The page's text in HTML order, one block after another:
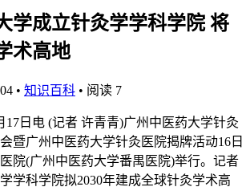
学成立针灸学学科学院 将
术高地
• 知识百科 • 阅读 7
日电 (记者 许青青)广州中医药大学针灸
暨广州中医药大学针灸医院揭牌活动16日
院(广州中医药大学番禺医院)举行。记者
学科学院拟2030年建成全球针灸学术高